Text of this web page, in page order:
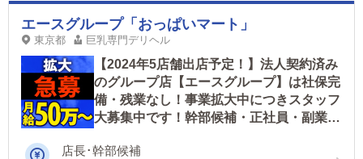
エースグループ「おっぱいマート」
東京都 巨乳専門デリヘル
【2024年5店舗出店予定！】法人契約済み
のグループ店【エースグループ】は社保完
備・残業なし！事業拡大中につきスタッフ
大募集中です！幹部候補・正社員・副業ア
店長･幹部候補